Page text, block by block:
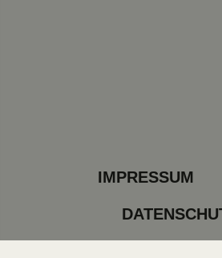
IMPRESSUM